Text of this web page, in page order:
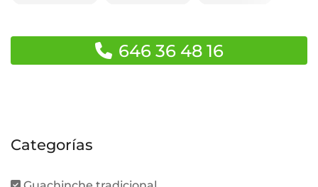
646 36 48 16
Categorías